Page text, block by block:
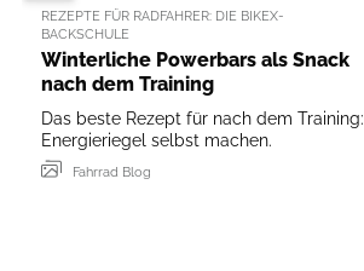
REZEPTE FÜR RADFAHRER: DIE BIKEX-
BACKSCHULE
Winterliche Powerbars als Snack
nach dem Training
Das beste Rezept für nach dem Training:
Energieriegel selbst machen.
Fahrrad Blog